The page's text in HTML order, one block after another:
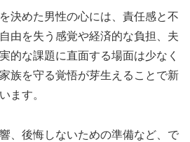
決めた男性の心には、責任感と不
由を失う感覚や経済的な負担、夫
的な課題に直面する場面は少なく
族を守る覚悟が芽生えることで新
ます。
、後悔しないための準備など、で